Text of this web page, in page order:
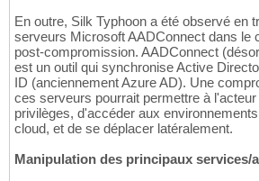
En outre, Silk Typhoon a été observé en
serveurs Microsoft AADConnect dans le
post-compromission. AADConnect
est un outil qui synchronise Active
ID (anciennement Azure AD). Une
ces serveurs pourrait permettre à
privilèges, d'accéder aux
cloud, et de se déplacer latéralement.
Manipulation des principaux services/